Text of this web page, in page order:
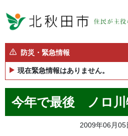
防災・緊急情報
現在緊急情報はありません。
今年で最後 ノロ川
2009年06月05